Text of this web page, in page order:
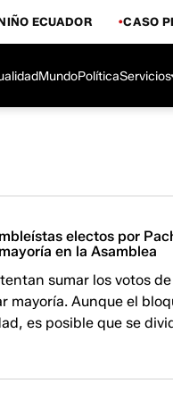
ECUADOR CASO
MundoPolíticaServicios
electos por
en la Asamblea
sumar los votos
mayoría. Aunque el
es posible que se